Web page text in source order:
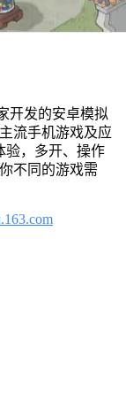
开发的安卓模拟
流手机游戏及应
验，多开、操作
不同的游戏需